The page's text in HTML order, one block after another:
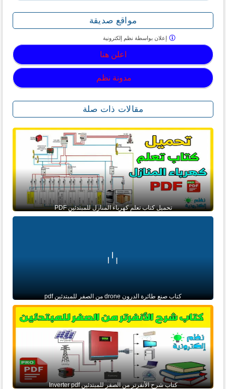
مواقع صديقة
اعلن هنا
مدونة نظم
إعلان بواسطة نظم إلكترونية
مقالات ذات صلة
تحميل كتاب تعلم كهرباء المنازل للمبتدئين PDF
كتاب صنع طائرة الدرون drone من الصفر للمبتدئين pdf
كتاب شرح الأنفرتر من الصفر للمبتدئين Inverter pdf